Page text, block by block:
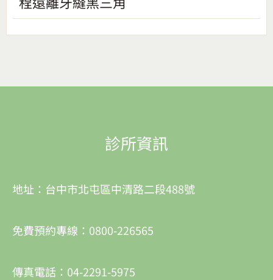
診所資訊
地址：台中市北屯區中清路二段488號
免費預約專線：0800-226565
傳真電話：04-2291-5975